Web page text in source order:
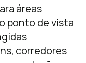
áreas
ponto de vista
corredores